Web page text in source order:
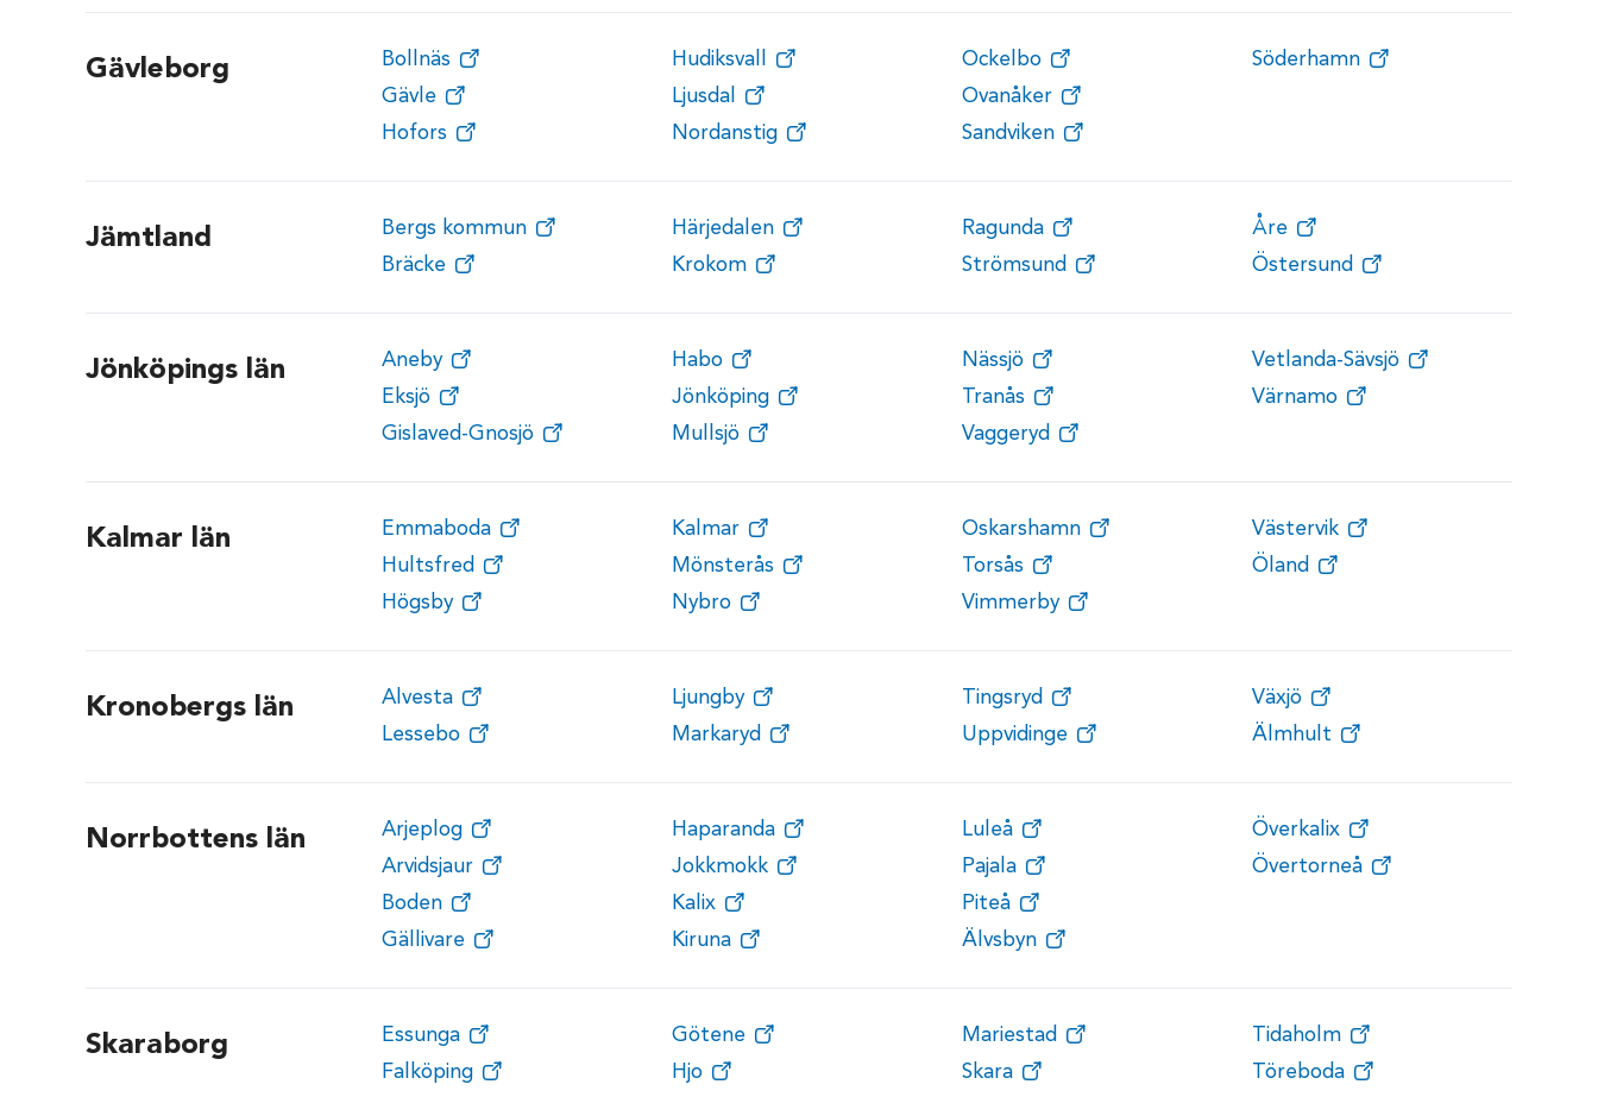
Gävleborg
Bollnäs
Gävle
Hofors
Hudiksvall
Ljusdal
Nordanstig
Ockelbo
Ovanåker
Sandviken
Söderhamn
Jämtland
Bergs kommun
Bräcke
Härjedalen
Krokom
Ragunda
Strömsund
Åre
Östersund
Jönköpings län
Aneby
Eksjö
Gislaved-Gnosjö
Habo
Jönköping
Mullsjö
Nässjö
Tranås
Vaggeryd
Vetlanda-Sävsjö
Värnamo
Kalmar län
Emmaboda
Hultsfred
Högsby
Kalmar
Mönsterås
Nybro
Oskarshamn
Torsås
Vimmerby
Västervik
Öland
Kronobergs län
Alvesta
Lessebo
Ljungby
Markaryd
Tingsryd
Uppvidinge
Växjö
Älmhult
Norrbottens län
Arjeplog
Arvidsjaur
Boden
Gällivare
Haparanda
Jokkmokk
Kalix
Kiruna
Luleå
Pajala
Piteå
Älvsbyn
Överkalix
Övertorneå
Skaraborg
Essunga
Falköping
Götene
Hjo
Mariestad
Skara
Tidaholm
Töreboda